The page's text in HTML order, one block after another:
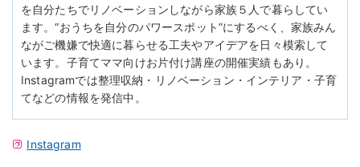
を自分たちでリノベーションしながら家族５人で暮らしてい
ます。“おうちを自分のパワースポット”にするべく、家族みん
ながご機嫌で快適に暮らせる工夫やアイデアを日々模索して
います。子育てママ向けお片付け講座の開催実績もあり。
Instagramでは整理収納・リノベーション・インテリア・子育
てなどの情報を発信中。
Instagram